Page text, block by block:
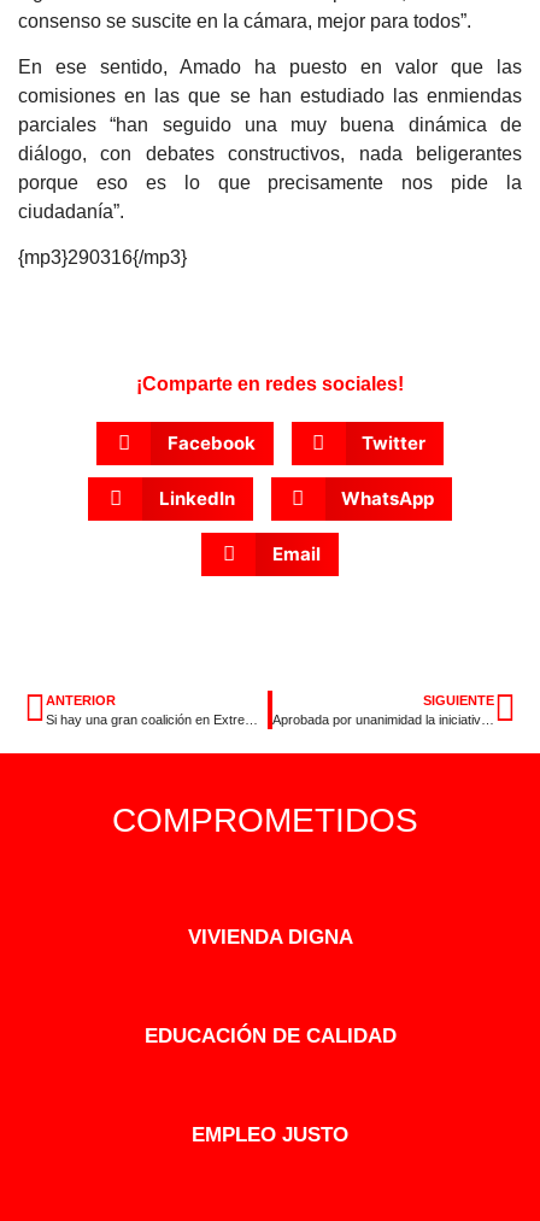
consenso se suscite en la cámara, mejor para todos”.
En ese sentido, Amado ha puesto en valor que las
comisiones en las que se han estudiado las enmiendas
parciales “han seguido una muy buena dinámica de
diálogo, con debates constructivos, nada beligerantes
porque eso es lo que precisamente nos pide la
ciudadanía”.
{mp3}290316{/mp3}
¡Comparte en redes sociales!
Facebook Twitter
LinkedIn WhatsApp
Email
ANTERIOR
SIGUIENTE
COMPROMETIDOS
VIVIENDA DIGNA
EDUCACIÓN DE CALIDAD
EMPLEO JUSTO